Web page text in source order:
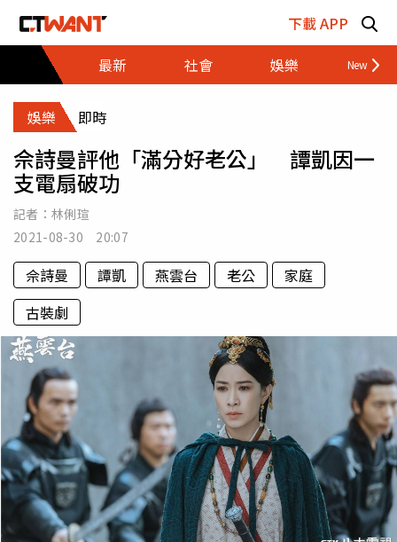
下載 APP
最新
社會 娛樂 財經
娛樂 即時
佘詩曼評他「滿分好老公」 譚凱因一
支電扇破功
記者： 林俐瑄
2021-08-30 20:07
佘詩曼 譚凱 燕雲台 老公
家庭
古裝劇